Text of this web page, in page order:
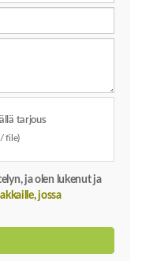
tarjous
file)
ja olen lukenut ja
jossa